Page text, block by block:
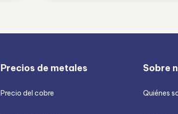
Precios de metales
Precio del cobre
Sobre
Quiénes